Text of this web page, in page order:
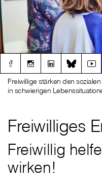
Freiwilliges
Freiwillige stärken den
in schwierigen
Freiwillig
wirken!